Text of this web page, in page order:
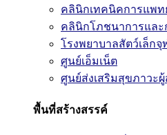
คลินิกเทคนิคการแพท
คลินิกโภชนาการและ
โรงพยาบาลสัตว์เล็กจุ
ศูนย์เอ็มเน็ต
ศูนย์ส่งเสริมสุขภาวะผู้
พื้นที่สร้างสรรค์